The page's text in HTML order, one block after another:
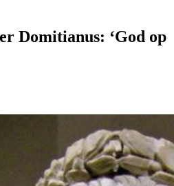
Domitianus: ‘God op